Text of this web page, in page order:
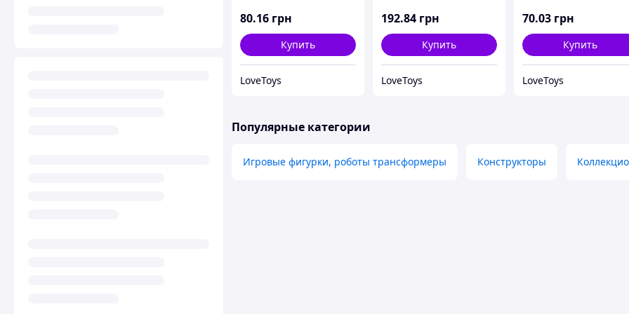
80.16 грн
Купить
LoveToys
192.84 грн
Купить
LoveToys
70.03 грн
Купить
LoveToys
Популярные категории
Игровые фигурки, роботы трансформеры Конструкторы